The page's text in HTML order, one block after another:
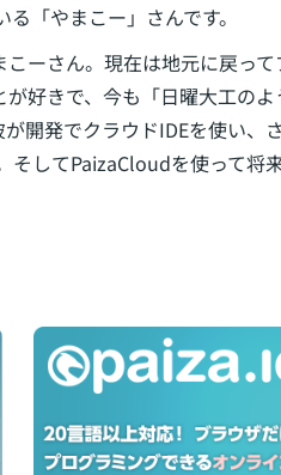
「やまこー」さんです。
ーさん。現在は地元に戻っ
好きで、今も「日曜大工の
開発でクラウドIDEを使い、
してPaizaCloudを使って将